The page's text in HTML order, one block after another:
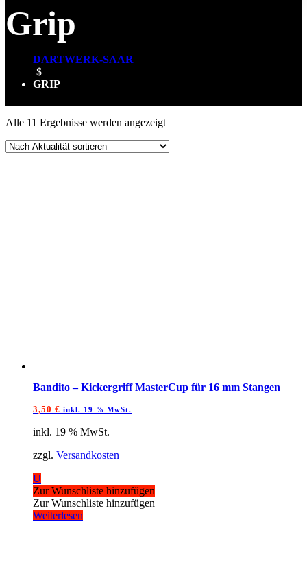
Grip
DARTWERK-SAAR
$
GRIP
Alle 11 Ergebnisse werden angezeigtNach
sortiert
Bandito – Kickergriff MasterCup für 16 mm Stangen
3,50 € inkl. 19 % MwSt.
inkl. 19 % MwSt.
zzgl. Versandkosten
U
Zur Wunschliste hinzufügen
Zur Wunschliste hinzufügen
Weiterlesen